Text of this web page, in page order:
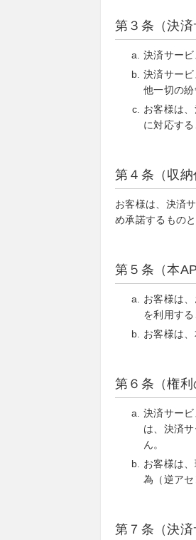
第３条（決済
決済サー
決済サー
他一切の
お客様は
に対応す
第４条（収納
お客様は、決済
め承諾するものと
第５条（本
お客様は
を利用する
お客様は
第６条（権利
決済サー
は、決済
ん。
お客様は
為（逆ア
第７条（決済